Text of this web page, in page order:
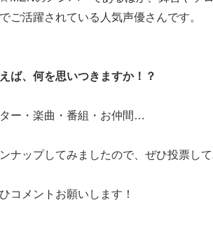
ご活躍されている人気声優さんです。
ば、何を思いつきますか！？
ー・楽曲・番組・お仲間…
ナップしてみましたので、ぜひ投票し
コメントお願いします！